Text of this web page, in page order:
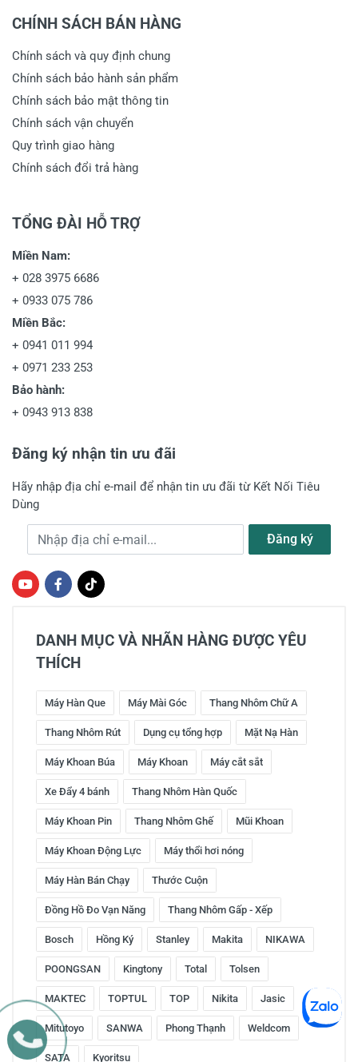
CHÍNH SÁCH BÁN HÀNG
Chính sách và quy định chung
Chính sách bảo hành sản phẩm
Chính sách bảo mật thông tin
Chính sách vận chuyển
Quy trình giao hàng
Chính sách đổi trả hàng
TỔNG ĐÀI HỖ TRỢ
Miền Nam:
+ 028 3975 6686
+ 0933 075 786
Miền Bắc:
+ 0941 011 994
+ 0971 233 253
Bảo hành:
+ 0943 913 838
Đăng ký nhận tin ưu đãi
Hãy nhập địa chỉ e-mail để nhận tin ưu đãi từ Kết Nối Tiêu
Dùng
Địa chỉ e-mail Đăng ký
DANH MỤC VÀ NHÃN HÀNG ĐƯỢC YÊU
THÍCH
Máy Hàn Que Máy Mài Góc Thang Nhôm Chữ A
Thang Nhôm Rút Dụng cụ tổng hợp Mặt Nạ Hàn
Máy Khoan Búa Máy Khoan Máy cắt sắt
Xe Đẩy 4 bánh Thang Nhôm Hàn Quốc
Máy Khoan Pin Thang Nhôm Ghế Mũi Khoan
Máy Khoan Động Lực Máy thổi hơi nóng
Máy Hàn Bán Chạy Thước Cuộn
Đồng Hồ Đo Vạn Năng Thang Nhôm Gấp - Xếp
Bosch Hồng Ký Stanley Makita NIKAWA
POONGSAN Kingtony Total Tolsen
MAKTEC TOPTUL TOP Nikita Jasic
Mitutoyo SANWA Phong Thạnh Weldcom
SATA Kyoritsu